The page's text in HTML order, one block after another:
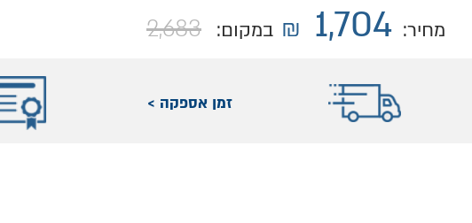
מחיר: 1,704
₪ במקום: 2,683
זמן אספקה >